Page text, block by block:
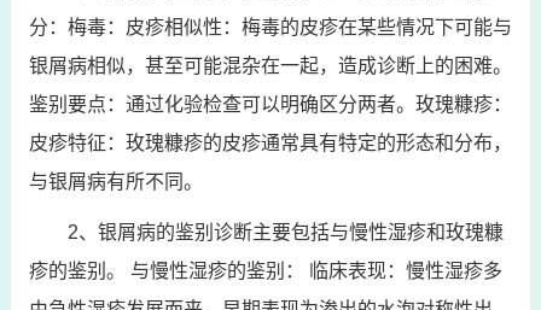
分：梅毒：皮疹相似性：梅毒的皮疹在某些情况下可能与
银屑病相似，甚至可能混杂在一起，造成诊断上的困难。
鉴别要点：通过化验检查可以明确区分两者。玫瑰糠疹：
皮疹特征：玫瑰糠疹的皮疹通常具有特定的形态和分布，
与银屑病有所不同。
2、银屑病的鉴别诊断主要包括与慢性湿疹和玫瑰糠
疹的鉴别。 与慢性湿疹的鉴别： 临床表现：慢性湿疹多